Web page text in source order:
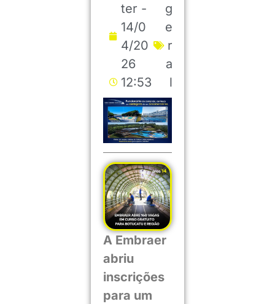
ter -
14/0
4/20
26
12:53
g
e
r
a
l
A Embraer
abriu
inscrições
para um